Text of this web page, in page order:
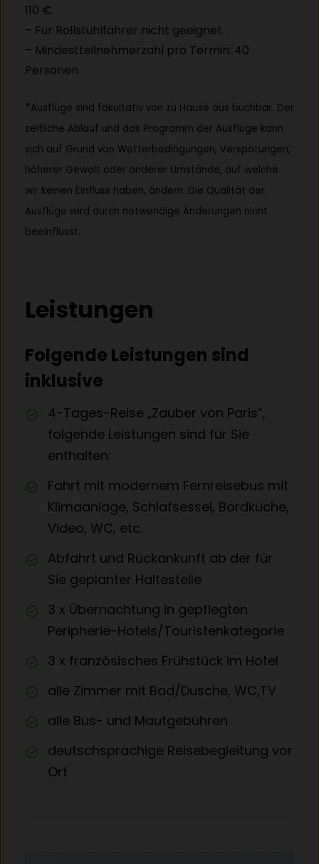
110 €.
– Für Rollstuhlfahrer nicht geeignet.
– Mindestteilnehmerzahl pro Termin: 40
Personen
* Ausflüge sind fakultativ von zu Hause aus buchbar. Der
zeitliche Ablauf und das Programm der Ausflüge kann
sich auf Grund von Wetterbedingungen, Verspätungen,
höherer Gewalt oder anderer Umstände, auf welche
wir keinen Einfluss haben, ändern. Die Qualität der
Ausflüge wird durch notwendige Änderungen nicht
beeinflusst.
Leistungen
Folgende Leistungen sind
inklusive
4-Tages-Reise „Zauber von Paris”,
folgende Leistungen sind für Sie
enthalten:
Fahrt mit modernem Fernreisebus mit
Klimaanlage, Schlafsessel, Bordküche,
Video, WC, etc.
Abfahrt und Rückankunft ab der für
Sie geplanter Haltestelle
3 x Übernachtung in gepflegten
Peripherie-Hotels/Touristenkategorie
3 x französisches Frühstück im Hotel
alle Zimmer mit Bad/Dusche, WC,TV
alle Bus- und Mautgebühren
deutschsprachige Reisebegleitung vor
Ort